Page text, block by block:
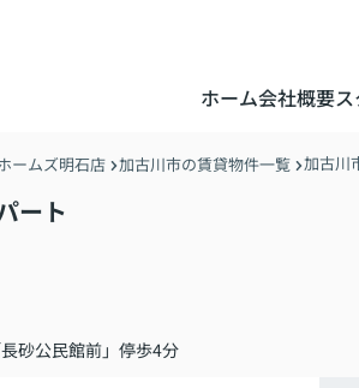
ホーム会社概要
ームズ明石店 加古川市の賃貸物件一覧 加古川
ート
砂公民館前」停歩4分